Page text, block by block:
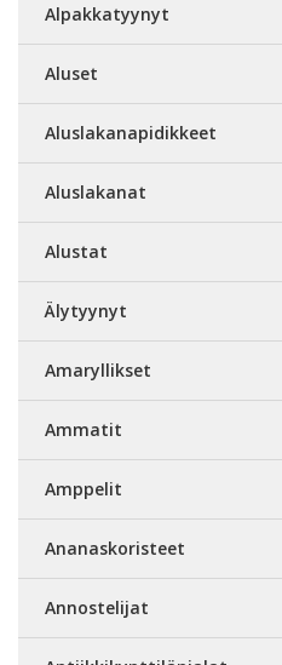
Alpakkatyynyt
Aluset
Aluslakanapidikkeet
Aluslakanat
Alustat
Älytyynyt
Amaryllikset
Ammatit
Amppelit
Ananaskoristeet
Annostelijat